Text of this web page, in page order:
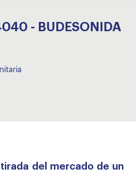
- BUDESONIDA
del mercado de un